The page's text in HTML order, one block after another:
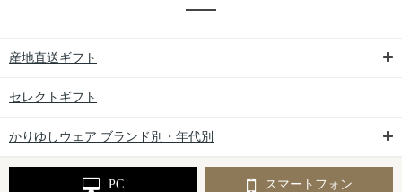
産地直送ギフト
セレクトギフト
かりゆしウェア ブランド別・年代別
PC スマートフォン